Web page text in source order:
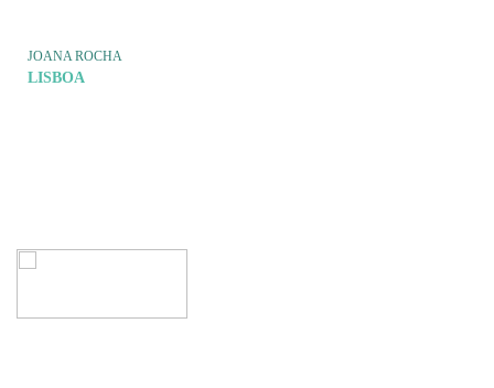
JOANA ROCHA
LISBOA